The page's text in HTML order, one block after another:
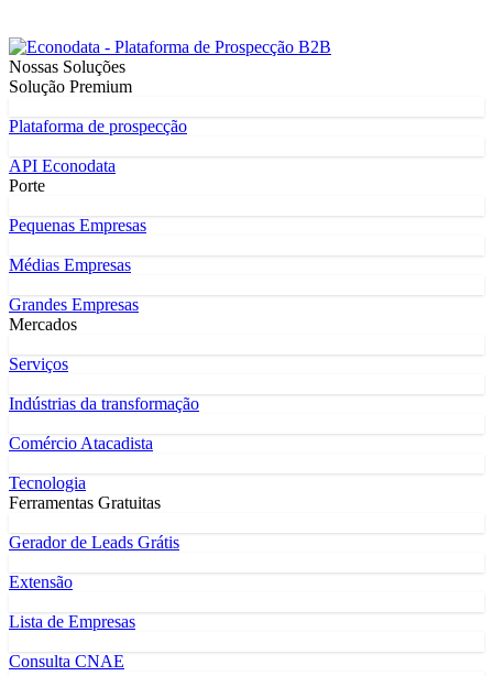
Nossas Soluções
Solução Premium
Plataforma de prospecção
API Econodata
Porte
Pequenas Empresas
Médias Empresas
Grandes Empresas
Mercados
Serviços
Indústrias da transformação
Comércio Atacadista
Tecnologia
Ferramentas Gratuitas
Gerador de Leads Grátis
Extensão
Lista de Empresas
Consulta CNAE